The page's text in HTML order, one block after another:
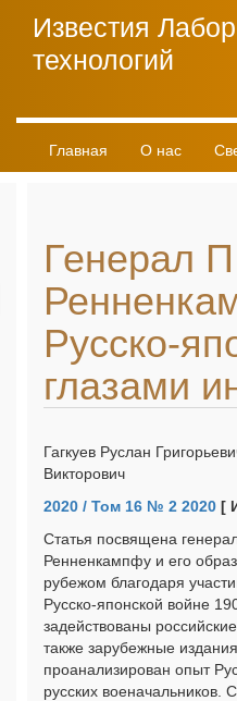
Известия
технологий
Главная О нас
Генерал
Русско-
глазами
Гагкуев Руслан
Викторович
2020 / Том 16 № 2 2020 [
Статья посвящена
Ренненкампфу и его
рубежом благодаря
Русско-японской войне
задействованы
также зарубежные
проанализирован опыт
русских военачальников.